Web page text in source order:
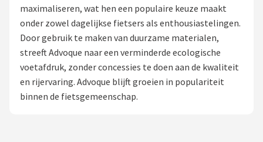
Elektrische fietsen
Mountainbikes
Shop
maximaliseren, wat hen een populaire keuze maakt
onder zowel dagelijkse fietsers als enthousiastelingen.
Door gebruik te maken van duurzame materialen,
streeft Advoque naar een verminderde ecologische
voetafdruk, zonder concessies te doen aan de kwaliteit
en rijervaring. Advoque blijft groeien in populariteit
binnen de fietsgemeenschap.